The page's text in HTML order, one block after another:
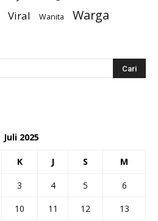
Viral Wanita Warga
Juli 2025
K J S M
3 4 5
6
10 11 12
13